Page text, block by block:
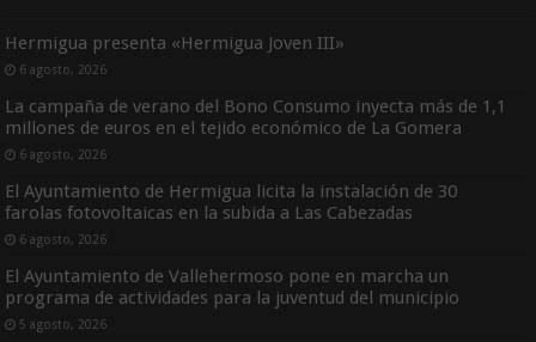
Hermigua presenta «Hermigua Joven III»
6 agosto, 2026
La campaña de verano del Bono Consumo inyecta más de 1,1
millones de euros en el tejido económico de La Gomera
6 agosto, 2026
El Ayuntamiento de Hermigua licita la instalación de 30
farolas fotovoltaicas en la subida a Las Cabezadas
6 agosto, 2026
El Ayuntamiento de Vallehermoso pone en marcha un
programa de actividades para la juventud del municipio
5 agosto, 2026